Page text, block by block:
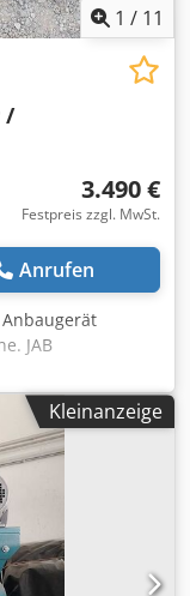
1 / 11
/
3.490 €
Festpreis zzgl. MwSt.
Anrufen
JAB
& sofort
€ netto /
mit Meißel
70 Ausstattung: -
/ OQ65 /
In
Auswahl von
verfügbar sind!
Kleinanzeige